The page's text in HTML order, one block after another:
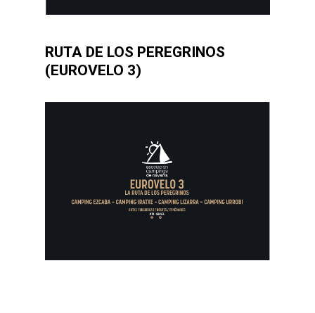
RUTA DE LOS PEREGRINOS
(EUROVELO 3)